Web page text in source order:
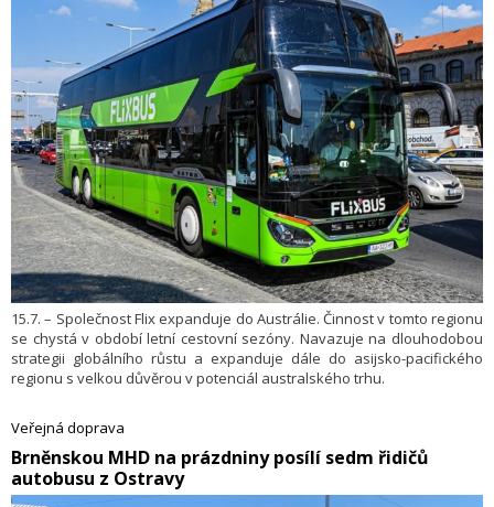
15.7. – Společnost Flix expanduje do Austrálie. Činnost v tomto regionu
se chystá v období letní cestovní sezóny. Navazuje na dlouhodobou
strategii globálního růstu a expanduje dále do asijsko-pacifického
regionu s velkou důvěrou v potenciál australského trhu.
Veřejná doprava
​Brněnskou MHD na prázdniny posílí sedm řidičů
autobusu z Ostravy